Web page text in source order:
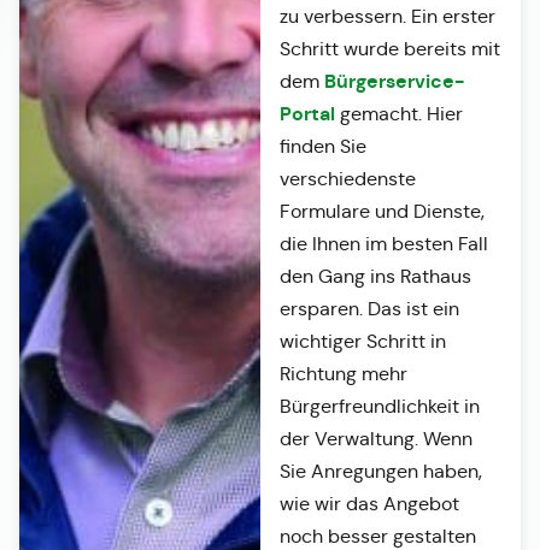
zu verbessern. Ein erster
Schritt wurde bereits mit
dem Bürgerservice-
Portalgemacht. Hier
finden Sie
verschiedenste
Formulare und Dienste,
die Ihnen im besten Fall
den Gang ins Rathaus
ersparen. Das ist ein
wichtiger Schritt in
Richtung mehr
Bürgerfreundlichkeit in
der Verwaltung. Wenn
Sie Anregungen haben,
wie wir das Angebot
noch besser gestalten